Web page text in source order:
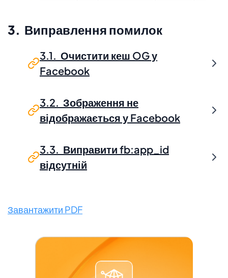
3. Виправлення помилок
3.1. Очистити кеш OG у
Facebook
3.2. Зображення не
відображається у Facebook
3.3. Виправити fb:app_id
відсутній
Завантажити PDF